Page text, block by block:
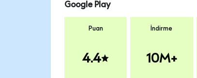
Google Play
Puan
4.4
İndirme
10M+